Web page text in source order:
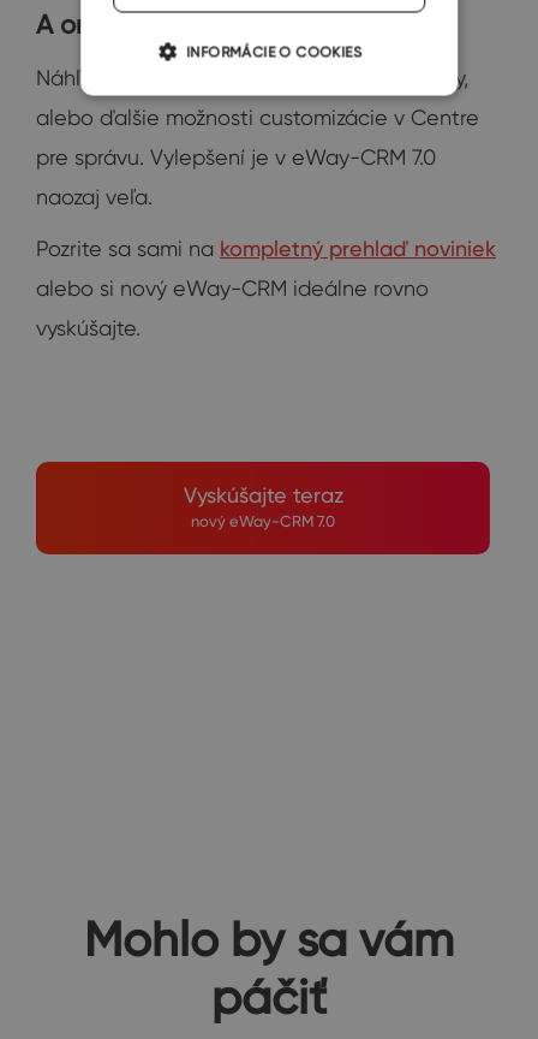
A omnoho viac...
Náhľadové obrázky, nové klávesové skratky,
alebo ďalšie možnosti customizácie v Centre
pre správu. Vylepšení je v eWay-CRM 7.0
naozaj veľa.
Pozrite sa sami na kompletný prehlaď noviniek
alebo si nový eWay-CRM ideálne rovno
vyskúšajte.
Vyskúšajte teraz
nový eWay-CRM 7.0
Mohlo by sa vám
páčiť
INFORMÁCIE O COOKIES